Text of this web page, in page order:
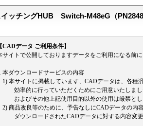
イッチングHUB Switch-M48eG（
【CADデータ ご利用条件】
サイトで公開しておりますデータをご利用になる前
本ダウンロードサービスの内容
1) 本サイトに掲載しています、CADデータは、各種
効率的に行っていただくためにご用意いたしまし
およびその他上記使用目的以外の使用は厳禁とし
2) 商品改良等のために、予告なしにCADデータの内
ダウンロードされたCADデータに対する内容変更